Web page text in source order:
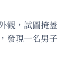
觀，試圖掩蓋
發現一名男子